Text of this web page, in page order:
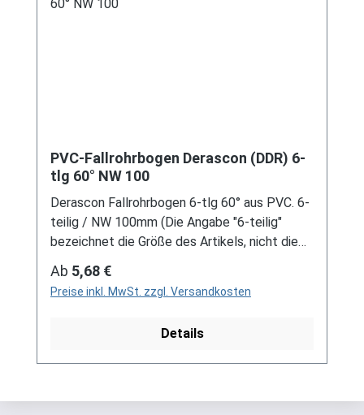
Fragen stehen wir gerne auch telefonische für
PVC-Fallrohrbogen Derascon (DDR) 6-
tlg 60° NW 100
Derascon Fallrohrbogen 6-tlg 60° aus PVC. 6-
teilig / NW 100mm (Die Angabe "6-teilig"
bezeichnet die Größe des Artikels, nicht die
Stückzahl!) Farben: grau / braun Für DDR-
Dachrinne Es handelt sich hierbei um
Restbestände eines nicht mehr produzierten
modernen Systemen nicht kompatibel ist. Bei
Dachrinnen, sind auf Anfrage erhältlich.
Regulärer Preis:
Ab 5,68 €
Preise inkl. MwSt. zzgl. Versandkosten
Details